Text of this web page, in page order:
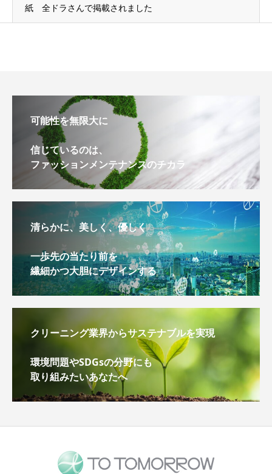
紙 全ドラさんで掲載されました
可能性を無限大に
信じているのは、
ファッションメンテナンスのチカラ
清らかに、美しく、優しく
一歩先の当たり前を
繊細かつ大胆にデザインする
クリーニング業界からサステナブルを実現
環境問題やSDGsの分野にも
取り組みたいあなたへ